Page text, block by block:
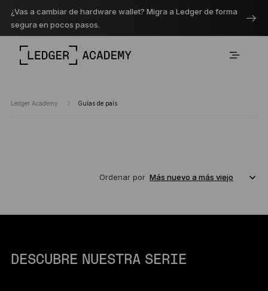
¿Vas a cambiar de hardware wallet? Migra a Ledger de forma
segura en pocos pasos.
Ledger Academy Guías de país
Ordenar por
DESCUBRE NUESTRA SERIE